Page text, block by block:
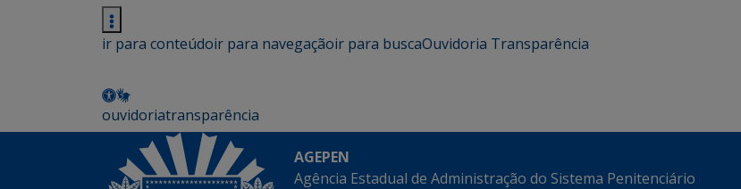
ir para conteúdoir para navegaçãoir para buscaOuvidoria Transparência
ouvidoriatransparência
AGEPEN
Agência Estadual de Administração do Sistema Penitenciário